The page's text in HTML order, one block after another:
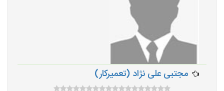
مجتبی علی نژاد (تعمیرکار)